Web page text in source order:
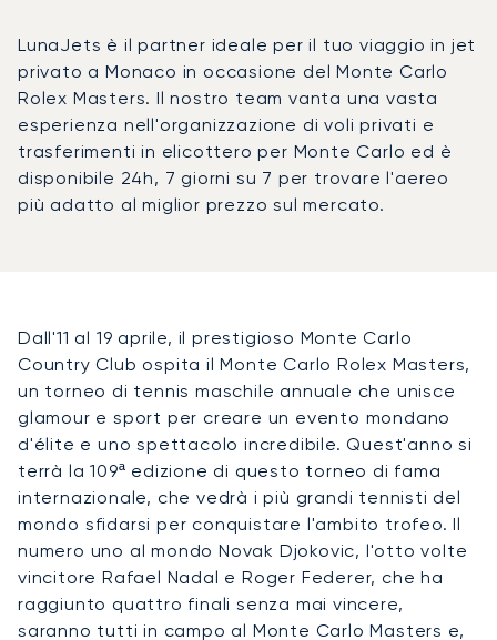
LunaJets è il partner ideale per il tuo viaggio in jet
privato a Monaco in occasione del Monte Carlo
Rolex Masters. Il nostro team vanta una vasta
esperienza nell'organizzazione di voli privati e
trasferimenti in elicottero per Monte Carlo ed è
disponibile 24h, 7 giorni su 7 per trovare l'aereo
più adatto al miglior prezzo sul mercato.
Dall'11 al 19 aprile, il prestigioso Monte Carlo
Country Club ospita il Monte Carlo Rolex Masters,
un torneo di tennis maschile annuale che unisce
glamour e sport per creare un evento mondano
d'élite e uno spettacolo incredibile. Quest'anno si
terrà la 109ª edizione di questo torneo di fama
internazionale, che vedrà i più grandi tennisti del
mondo sfidarsi per conquistare l'ambito trofeo. Il
numero uno al mondo Novak Djokovic, l'otto volte
vincitore Rafael Nadal e Roger Federer, che ha
raggiunto quattro finali senza mai vincere,
saranno tutti in campo al Monte Carlo Masters e,